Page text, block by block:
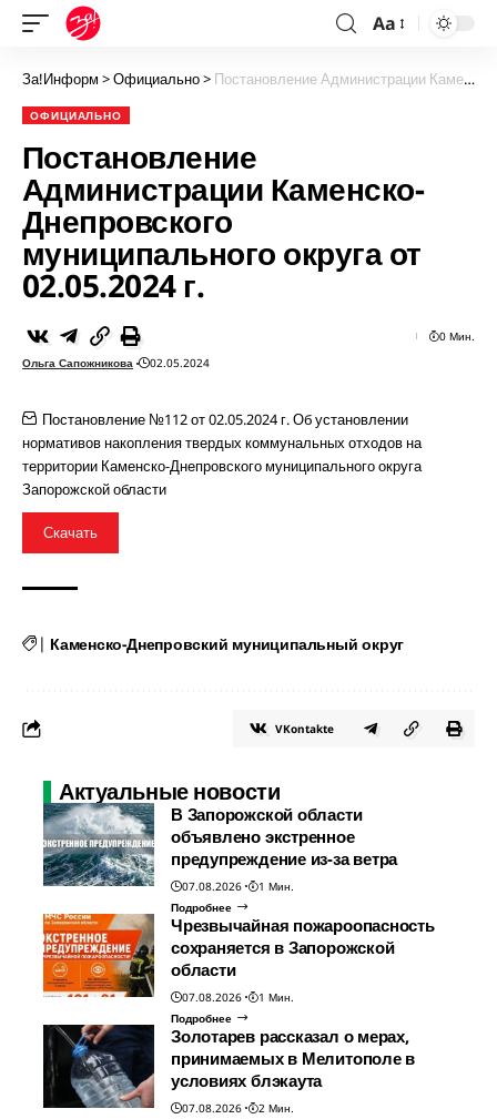
Aa
За!Информ >Официально> Постановление Администрации Каменско-Днепровского муниципального округа от 02.05.2024 г.
ОФИЦИАЛЬНО
Постановление
Администрации Каменско-
Днепровского
муниципального округа от
02.05.2024 г.
Ольга Сапожникова 02.05.2024
0 Мин.
Постановление №112 от 02.05.2024 г. Об установлении
нормативов накопления твердых коммунальных отходов на
территории Каменско-Днепровского муниципального округа
Запорожской области
Скачать
| Каменско-Днепровский муниципальный округ
VKontakte
Актуальные новости
В Запорожской области
объявлено экстренное
предупреждение из-за ветра
07.08.2026
1 Мин.
Подробнее
Чрезвычайная пожароопасность
сохраняется в Запорожской
области
07.08.2026
1 Мин.
Подробнее
Золотарев рассказал о мерах,
принимаемых в Мелитополе в
условиях блэкаута
07.08.2026
2 Мин.